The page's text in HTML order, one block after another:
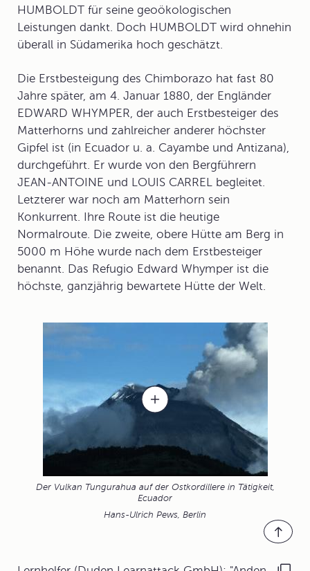
HUMBOLDT für seine geoökologischen
Leistungen dankt. Doch HUMBOLDT wird ohnehin
überall in Südamerika hoch geschätzt.
Die Erstbesteigung des Chimborazo hat fast 80
Jahre später, am 4. Januar 1880, der Engländer
EDWARD WHYMPER, der auch Erstbesteiger des
Matterhorns und zahlreicher anderer höchster
Gipfel ist (in Ecuador u. a. Cayambe und Antizana),
durchgeführt. Er wurde von den Bergführern
JEAN-ANTOINE und LOUIS CARREL begleitet.
Letzterer war noch am Matterhorn sein
Konkurrent. Ihre Route ist die heutige
Normalroute. Die zweite, obere Hütte am Berg in
5000 m Höhe wurde nach dem Erstbesteiger
benannt. Das Refugio Edward Whymper ist die
höchste, ganzjährig bewartete Hütte der Welt.
Der Vulkan Tungurahua auf der Ostkordillere in Tätigkeit,
Ecuador
Hans-Ulrich Pews, Berlin